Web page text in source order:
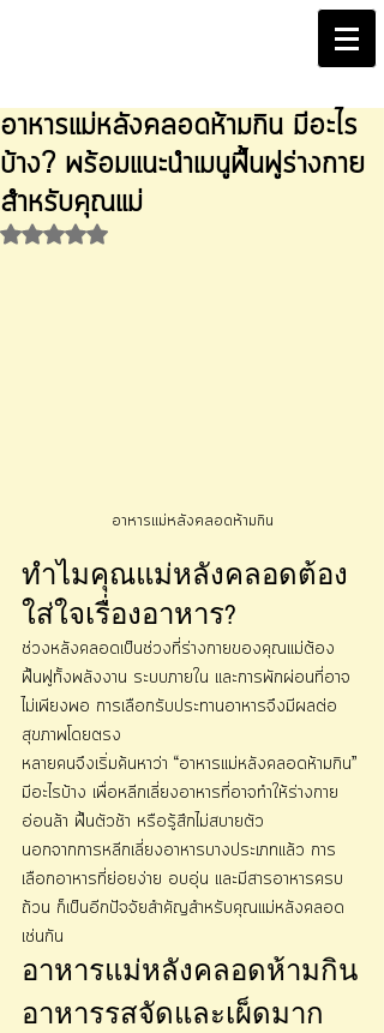
อาหารแม่หลังคลอดห้ามกิน มีอะไร
บ้าง? พร้อมแนะนำเมนูฟื้นฟูร่างกาย
สำหรับคุณแม่
ได้รับ NaN เต็ม 5 ดาว
อาหารแม่หลังคลอดห้ามกิน
ทำไมคุณแม่หลังคลอดต้อง
ใส่ใจเรื่องอาหาร?
ช่วงหลังคลอดเป็นช่วงที่ร่างกายของคุณแม่ต้อง
ฟื้นฟูทั้งพลังงาน ระบบภายใน และการพักผ่อนที่อาจ
ไม่เพียงพอ การเลือกรับประทานอาหารจึงมีผลต่อ
สุขภาพโดยตรง
หลายคนจึงเริ่มค้นหาว่า “อาหารแม่หลังคลอดห้ามกิน”
มีอะไรบ้าง เพื่อหลีกเลี่ยงอาหารที่อาจทำให้ร่างกาย
อ่อนล้า ฟื้นตัวช้า หรือรู้สึกไม่สบายตัว
นอกจากการหลีกเลี่ยงอาหารบางประเภทแล้ว การ
เลือกอาหารที่ย่อยง่าย อบอุ่น และมีสารอาหารครบ
ถ้วน ก็เป็นอีกปัจจัยสำคัญสำหรับคุณแม่หลังคลอด
เช่นกัน
อาหารแม่หลังคลอดห้ามกิน
อาหารรสจัดและเผ็ดมาก